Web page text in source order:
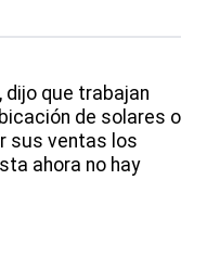
dijo que trabajan
de solares o
sus ventas los
ahora no hay